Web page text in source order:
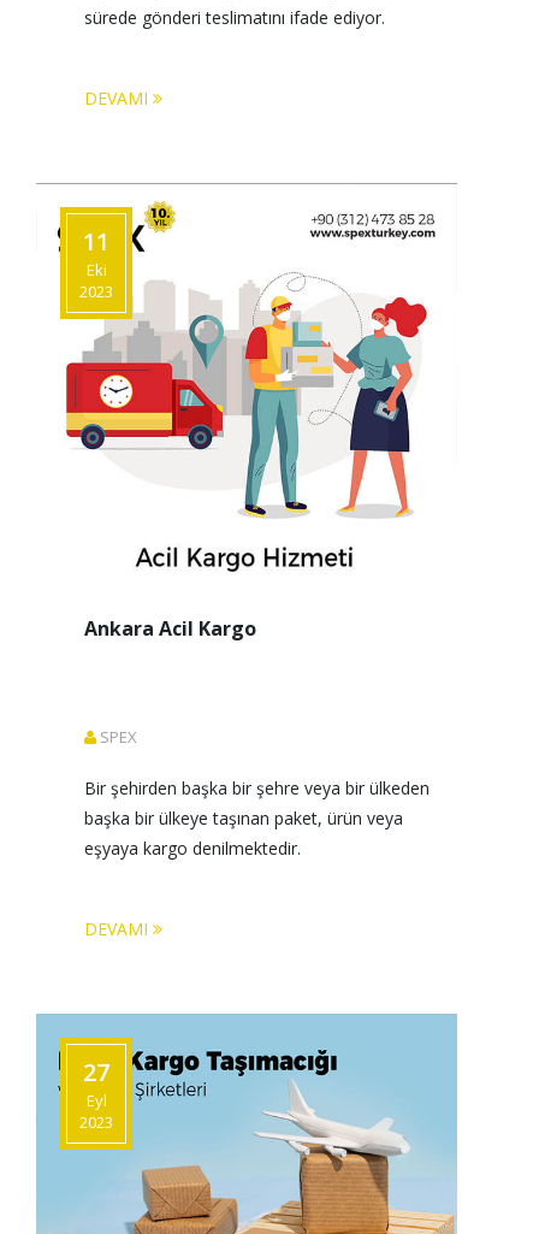
sürede gönderi teslimatını ifade ediyor.
DEVAMI
11
Eki
2023
Ankara Acil Kargo
SPEX
Bir şehirden başka bir şehre veya bir ülkeden
başka bir ülkeye taşınan paket, ürün veya
eşyaya kargo denilmektedir.
DEVAMI
27
Eyl
2023